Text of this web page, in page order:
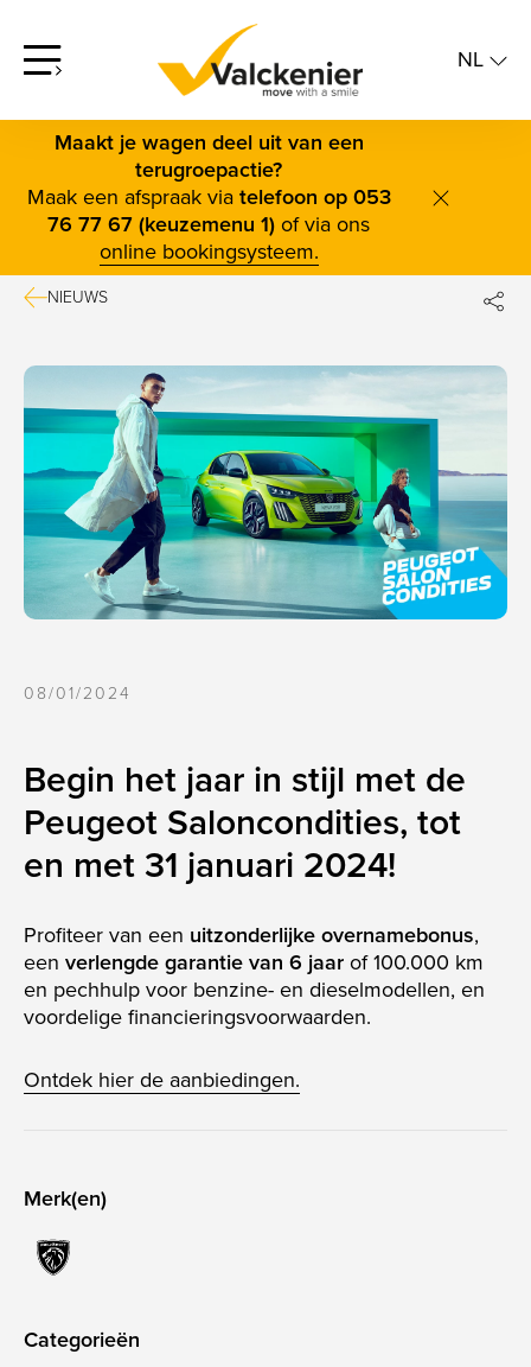
screenreader.open offcanvas menu
NL
Maakt je wagen deel uit van een
terugroepactie?
Maak een afspraak viatelefoon op 053
76 77 67 (keuzemenu 1)of via ons
online bookingsysteem.
NIEUWS
08/01/2024
Begin het jaar in stijl met de
Peugeot Saloncondities, tot
en met 31 januari 2024!
Profiteer van een uitzonderlijke overnamebonus,
een verlengde garantie van 6 jaarof 100.000 km
en pechhulp voor benzine- en dieselmodellen, en
voordelige financieringsvoorwaarden.
Ontdek hier de aanbiedingen.
Merk(en)
Categorieën